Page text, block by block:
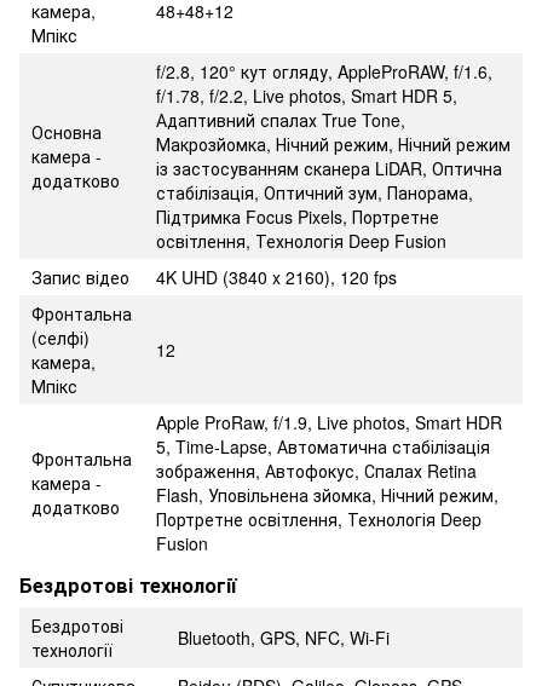
камера,
Мпікс
48+48+12
Основна
камера -
додатково
f/2.8, 120° кут огляду, AppleProRAW, f/1.6,
f/1.78, f/2.2, Live photos, Smart HDR 5,
Адаптивний спалах True Tone,
Макрозйомка, Нічний режим, Нічний режим
із застосуванням сканера LiDAR, Оптична
стабілізація, Оптичний зум, Панорама,
Підтримка Focus Pixels, Портретне
освітлення, Технологія Deep Fusion
Запис відео
4K UHD (3840 x 2160), 120 fps
Фронтальна
(селфі)
камера,
Мпікс
12
Фронтальна
камера -
додатково
Apple ProRaw, f/1.9, Live photos, Smart HDR
5, Time-Lapse, Автоматична стабілізація
зображення, Автофокус, Спалах Retina
Flash, Уповільнена зйомка, Нічний режим,
Портретне освітлення, Технологія Deep
Fusion
Бездротові технології
Бездротові
технології
Bluetooth, GPS, NFC, Wi-Fi